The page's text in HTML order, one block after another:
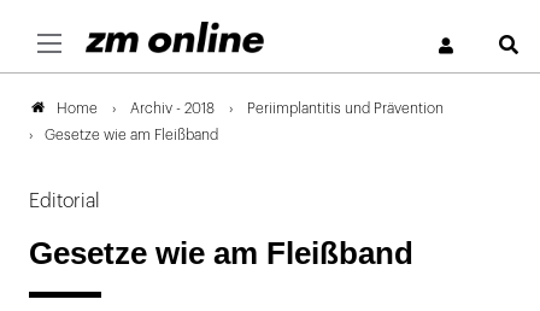
Home Archiv - 2018
Periimplantitis und Prävention
Gesetze wie am Fleißband
Editorial
Gesetze wie am Fleißband